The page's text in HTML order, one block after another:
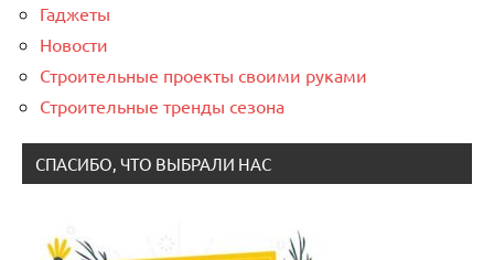
Гаджеты
Новости
Строительные проекты своими руками
Строительные тренды сезона
СПАСИБО, ЧТО ВЫБРАЛИ НАС